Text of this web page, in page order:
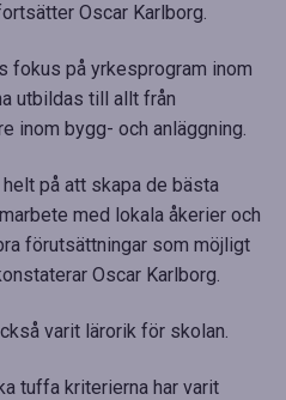
Oscar Karlborg.
fokus på yrkesprogram inom
utbildas till allt från
inom bygg- och anläggning.
på att skapa de bästa
med lokala åkerier och
förutsättningar som möjligt
Oscar Karlborg.
varit lärorik för skolan.
tuffa kriterierna har varit